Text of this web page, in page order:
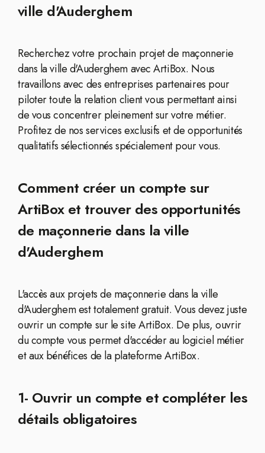
ville d'Auderghem
Recherchez votre prochain projet de maçonnerie
dans la ville d'Auderghem avec ArtiBox. Nous
travaillons avec des entreprises partenaires pour
piloter toute la relation client vous permettant ainsi
de vous concentrer pleinement sur votre métier.
Profitez de nos services exclusifs et de opportunités
qualitatifs sélectionnés spécialement pour vous.
Comment créer un compte sur
ArtiBox et trouver des opportunités
de maçonnerie dans la ville
d'Auderghem
L'accès aux projets de maçonnerie dans la ville
d'Auderghem est totalement gratuit. Vous devez juste
ouvrir un compte sur le site ArtiBox. De plus, ouvrir
du compte vous permet d'accéder au logiciel métier
et aux bénéfices de la plateforme ArtiBox.
1- Ouvrir un compte et compléter les
détails obligatoires